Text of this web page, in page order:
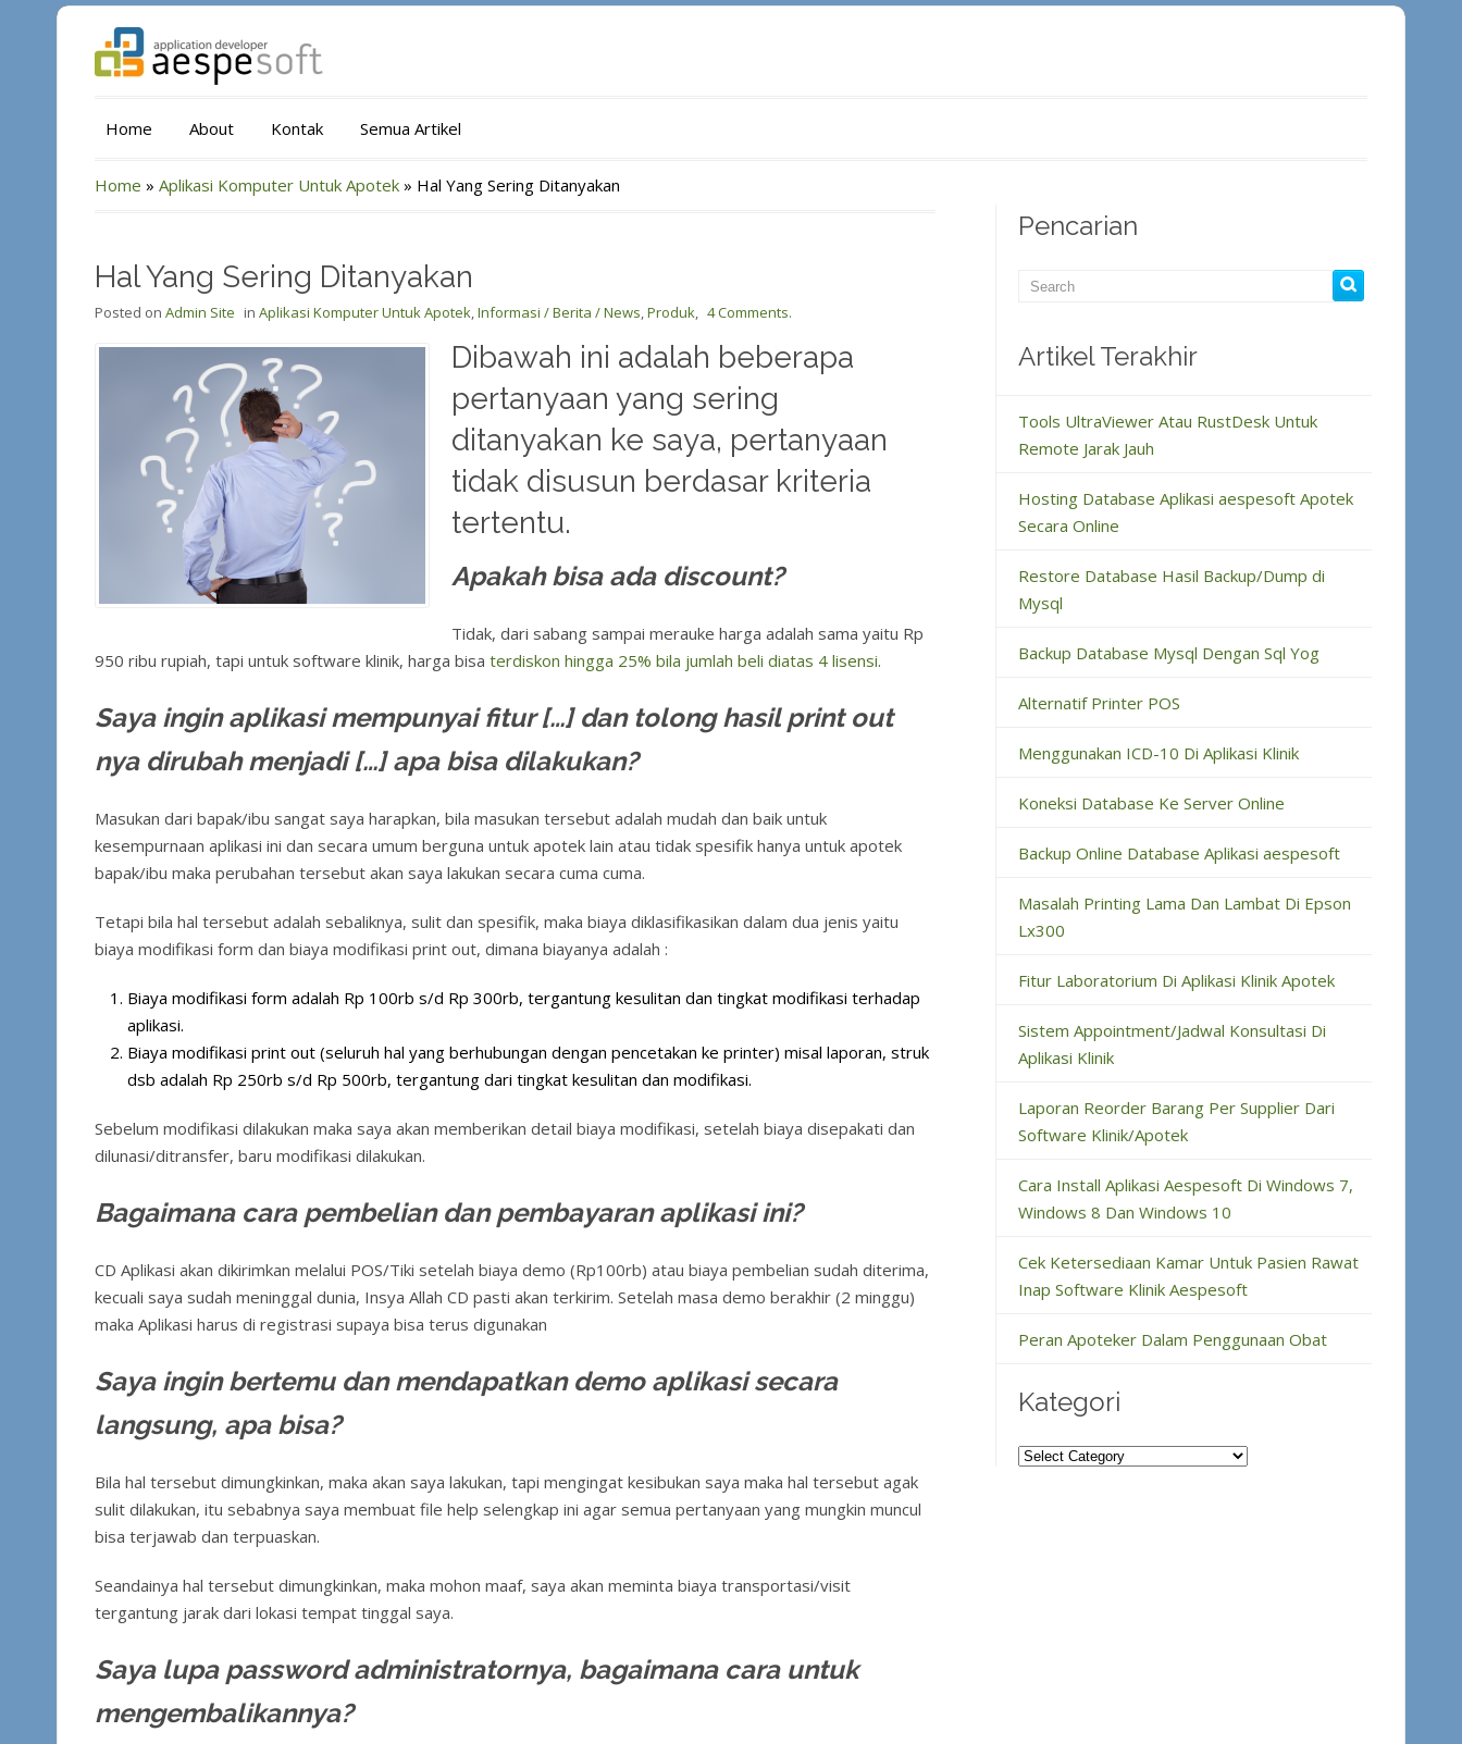
Home About Kontak Semua Artikel
Home » Aplikasi Komputer Untuk Apotek » Hal Yang Sering Ditanyakan
Hal Yang Sering Ditanyakan
Posted on Admin Site in Aplikasi Komputer Untuk Apotek,Informasi / Berita / News,Produk, 4 Comments.
Dibawah ini adalah beberapa
pertanyaan yang sering
ditanyakan ke saya, pertanyaan
tidak disusun berdasar kriteria
tertentu.
Apakah bisa ada discount?
Tidak, dari sabang sampai merauke harga adalah sama yaitu Rp
950 ribu rupiah, tapi untuk software klinik, harga bisa terdiskon hingga 25% bila jumlah beli diatas 4 lisensi.
Saya ingin aplikasi mempunyai fitur […] dan tolong hasil print out
nya dirubah menjadi […] apa bisa dilakukan?
Masukan dari bapak/ibu sangat saya harapkan, bila masukan tersebut adalah mudah dan baik untuk
kesempurnaan aplikasi ini dan secara umum berguna untuk apotek lain atau tidak spesifik hanya untuk apotek
bapak/ibu maka perubahan tersebut akan saya lakukan secara cuma cuma.
Tetapi bila hal tersebut adalah sebaliknya, sulit dan spesifik, maka biaya diklasifikasikan dalam dua jenis yaitu
biaya modifikasi form dan biaya modifikasi print out, dimana biayanya adalah :
Biaya modifikasi form adalah Rp 100rb s/d Rp 300rb, tergantung kesulitan dan tingkat modifikasi terhadap
aplikasi.
Biaya modifikasi print out (seluruh hal yang berhubungan dengan pencetakan ke printer) misal laporan, struk
dsb adalah Rp 250rb s/d Rp 500rb, tergantung dari tingkat kesulitan dan modifikasi.
Sebelum modifikasi dilakukan maka saya akan memberikan detail biaya modifikasi, setelah biaya disepakati dan
dilunasi/ditransfer, baru modifikasi dilakukan.
Bagaimana cara pembelian dan pembayaran aplikasi ini?
CD Aplikasi akan dikirimkan melalui POS/Tiki setelah biaya demo (Rp100rb) atau biaya pembelian sudah diterima,
kecuali saya sudah meninggal dunia, Insya Allah CD pasti akan terkirim. Setelah masa demo berakhir (2 minggu)
maka Aplikasi harus di registrasi supaya bisa terus digunakan
Saya ingin bertemu dan mendapatkan demo aplikasi secara
langsung, apa bisa?
Bila hal tersebut dimungkinkan, maka akan saya lakukan, tapi mengingat kesibukan saya maka hal tersebut agak
sulit dilakukan, itu sebabnya saya membuat file help selengkap ini agar semua pertanyaan yang mungkin muncul
bisa terjawab dan terpuaskan.
Seandainya hal tersebut dimungkinkan, maka mohon maaf, saya akan meminta biaya transportasi/visit
tergantung jarak dari lokasi tempat tinggal saya.
Saya lupa password administratornya, bagaimana cara untuk
mengembalikannya?
Pencarian
Artikel Terakhir
Tools UltraViewer Atau RustDesk Untuk
Remote Jarak Jauh
Hosting Database Aplikasi aespesoft Apotek
Secara Online
Restore Database Hasil Backup/Dump di
Mysql
Backup Database Mysql Dengan Sql Yog
Alternatif Printer POS
Menggunakan ICD-10 Di Aplikasi Klinik
Koneksi Database Ke Server Online
Backup Online Database Aplikasi aespesoft
Masalah Printing Lama Dan Lambat Di Epson
Lx300
Fitur Laboratorium Di Aplikasi Klinik Apotek
Sistem Appointment/Jadwal Konsultasi Di
Aplikasi Klinik
Laporan Reorder Barang Per Supplier Dari
Software Klinik/Apotek
Cara Install Aplikasi Aespesoft Di Windows 7,
Windows 8 Dan Windows 10
Cek Ketersediaan Kamar Untuk Pasien Rawat
Inap Software Klinik Aespesoft
Peran Apoteker Dalam Penggunaan Obat
Kategori
Kategori